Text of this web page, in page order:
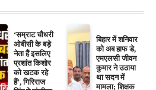
‘सम्राट चौधरी
ओबीसी के बड़े
नेता हैं इसलिए
प्रशांत किशोर
को खटक रहे
हैं’, गिरिराज
बिहार में शनिवार
को अब हाफ डे,
एमएलसी जीवन
कुमार ने उठाया
था सदन में
मामला; शिक्षक